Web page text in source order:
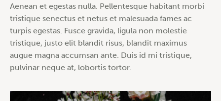
Aenean et egestas nulla. Pellentesque habitant morbi
tristique senectus et netus et malesuada fames ac
turpis egestas. Fusce gravida, ligula non molestie
tristique, justo elit blandit risus, blandit maximus
augue magna accumsan ante. Duis id mi tristique,
pulvinar neque at, lobortis tortor.